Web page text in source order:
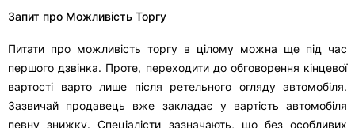
Запит про Можливість Торгу
Питати про можливість торгу в цілому можна ще під час
першого дзвінка. Проте, переходити до обговорення кінцевої
вартості варто лише після ретельного огляду автомобіля.
Зазвичай продавець вже закладає у вартість автомобіля
певну знижку. Спеціалісти зазначають, що без особливих